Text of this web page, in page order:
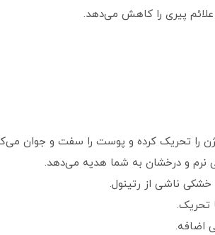
علائم پیری را کاهش می‌دهد.
را تحریک کرده و پوست را سفت و جوان
نرم و درخشان به شما هدیه می‌دهد.
خشکی ناشی از رتینول.
تحریک.
اضافه.